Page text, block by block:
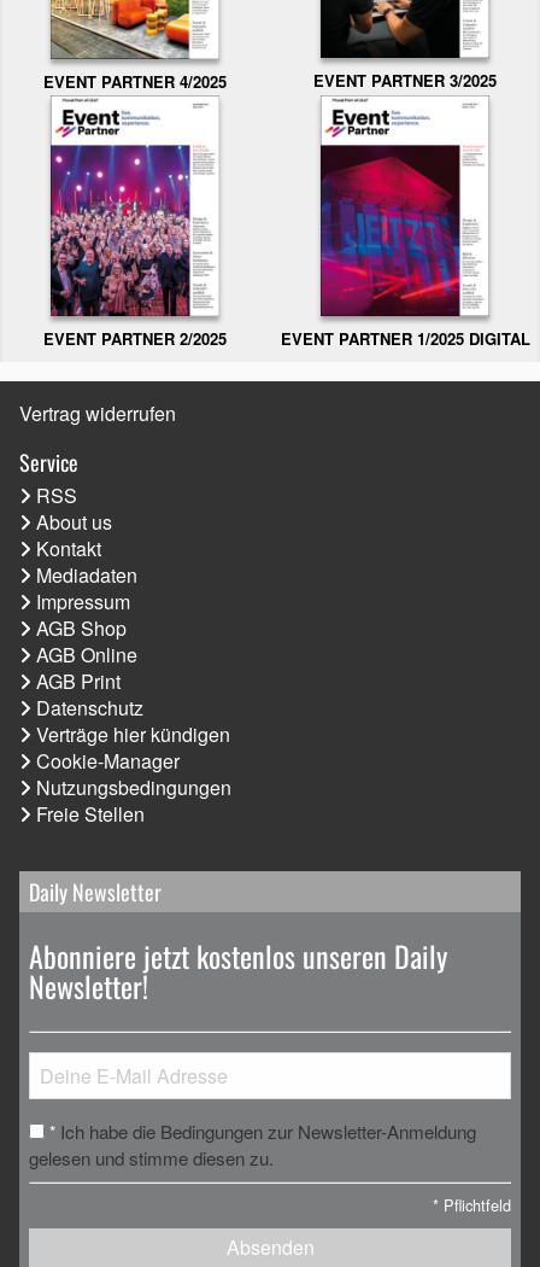
EVENT PARTNER 4/2025 EVENT PARTNER 3/2025
EVENT PARTNER 2/2025 EVENT PARTNER 1/2025 DIGITAL
Vertrag widerrufen
Service
RSS
About us
Kontakt
Mediadaten
Impressum
AGB Shop
AGB Online
AGB Print
Datenschutz
Verträge hier kündigen
Cookie-Manager
Nutzungsbedingungen
Freie Stellen
Daily Newsletter
Abonniere jetzt kostenlos unseren Daily
Newsletter!
* Ich habe die Bedingungen zur Newsletter-Anmeldung
gelesen und stimme diesen zu.
* Pflichtfeld
Absenden